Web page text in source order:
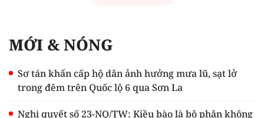
MỚI & NÓNG
Sơ tán khẩn cấp hộ dân ảnh hưởng mưa lũ, sạt lở
trong đêm trên Quốc lộ 6 qua Sơn La
Nghị quyết số 23-NQ/TW: Kiều bào là bộ phận không